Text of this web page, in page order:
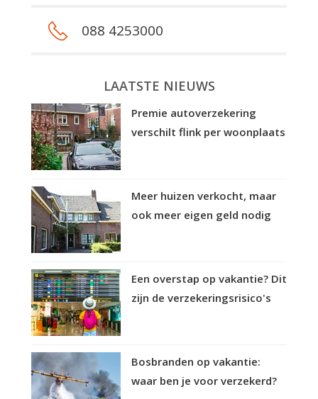
088 4253000
LAATSTE NIEUWS
Premie autoverzekering
verschilt flink per woonplaats
Meer huizen verkocht, maar
ook meer eigen geld nodig
Een overstap op vakantie? Dit
zijn de verzekeringsrisico's
Bosbranden op vakantie:
waar ben je voor verzekerd?